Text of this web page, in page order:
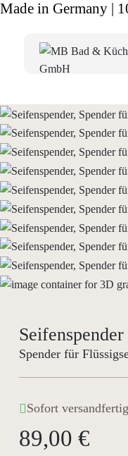
Made in Germany |
Seifenspender
Spender für
Sofort
89,00 €